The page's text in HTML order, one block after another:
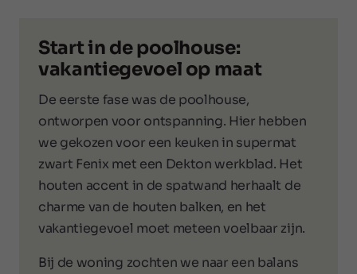
Start in de poolhouse:
vakantiegevoel op maat
De eerste fase was de poolhouse,
ontworpen voor ontspanning. Hier hebben
we gekozen voor een keuken in supermat
zwart Fenix met een Dekton werkblad. Het
houten accent in de spatwand herhaalt de
charme van de houten balken, en het
vakantiegevoel moet meteen voelbaar zijn.
Bij de woning zochten we naar een balans